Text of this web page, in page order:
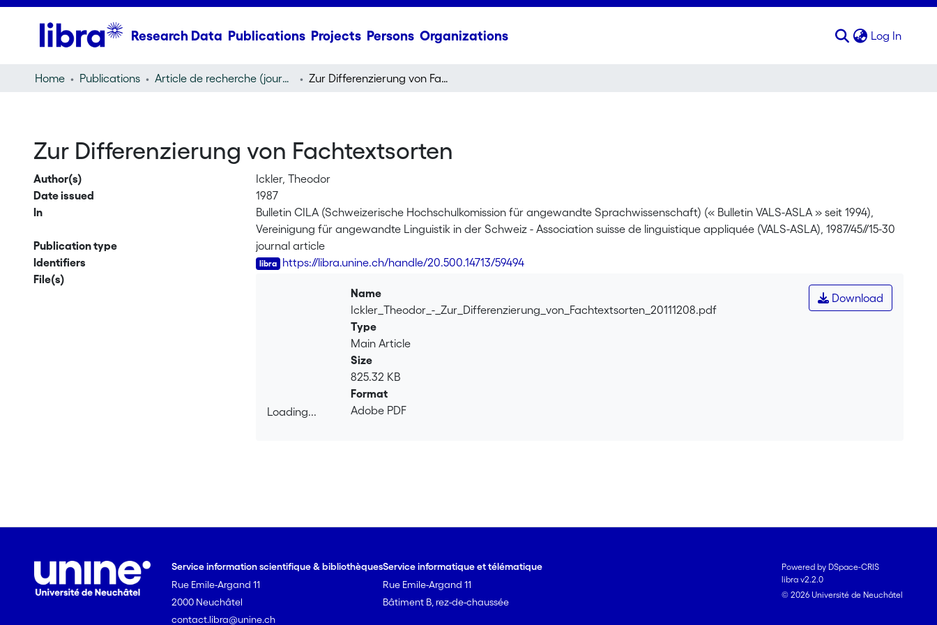
Research Data Publications Projects Persons Organizations Log In
Home Publications Article de recherche (journal article) Zur Differenzierung von Fachtextsorten
Zur Differenzierung von Fachtextsorten
Author(s)
Ickler, Theodor
Date issued
1987
In
Bulletin CILA (Schweizerische Hochschulkomission für angewandte Sprachwissenschaft) (« Bulletin VALS-ASLA » seit 1994),
Vereinigung für angewandte Linguistik in der Schweiz - Association suisse de linguistique appliquée (VALS-ASLA), 1987/45//15-30
Publication type
journal article
Identifiers
https://libra.unine.ch/handle/20.500.14713/59494
File(s)
Loading...
Download
Name
Ickler_Theodor_-_Zur_Differenzierung_von_Fachtextsorten_20111208.pdf
Type
Main Article
Size
825.32 KB
Format
Adobe PDF
Service information scientifique & bibliothèques
Rue Emile-Argand 11
2000 Neuchâtel
contact.libra@unine.ch
Service informatique et télématique
Rue Emile-Argand 11
Bâtiment B, rez-de-chaussée
Powered by DSpace-CRIS
libra v2.2.0
© 2026 Université de Neuchâtel